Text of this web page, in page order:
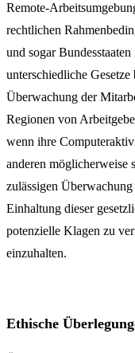
Remote-
rechtlichen
und sogar
unterschiedliche
Überwachung der
Regionen von
wenn ihre
anderen möglicherweise
zulässigen
Einhaltung dieser
potenzielle Klagen zu
einzuhalten.
Ethische